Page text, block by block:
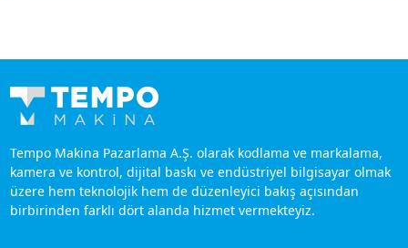
Tempo Makina Pazarlama A.Ş. olarak kodlama ve markalama,
kamera ve kontrol, dijital baskı ve endüstriyel bilgisayar olmak
üzere hem teknolojik hem de düzenleyici bakış açısından
birbirinden farklı dört alanda hizmet vermekteyiz.